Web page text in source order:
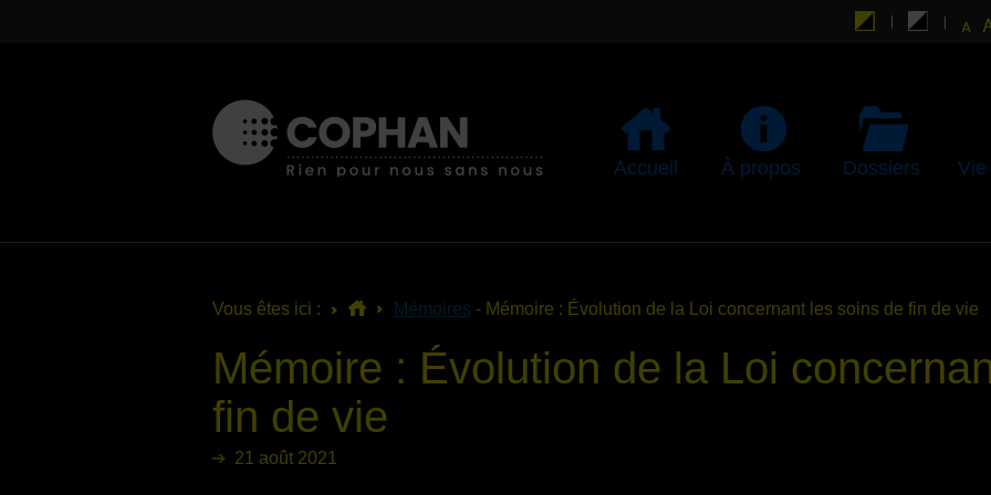
Accueil À propos Dossiers Vie
Vous êtes ici : Mémoires - Mémoire : Évolution de la Loi concernant les soins de fin de vie
Mémoire : Évolution de la Loi
fin de vie
21 août 2021